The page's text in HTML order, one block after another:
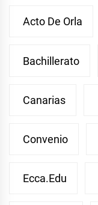
Acto De Orla
Bachillerato
Canarias
Convenio
Ecca.edu